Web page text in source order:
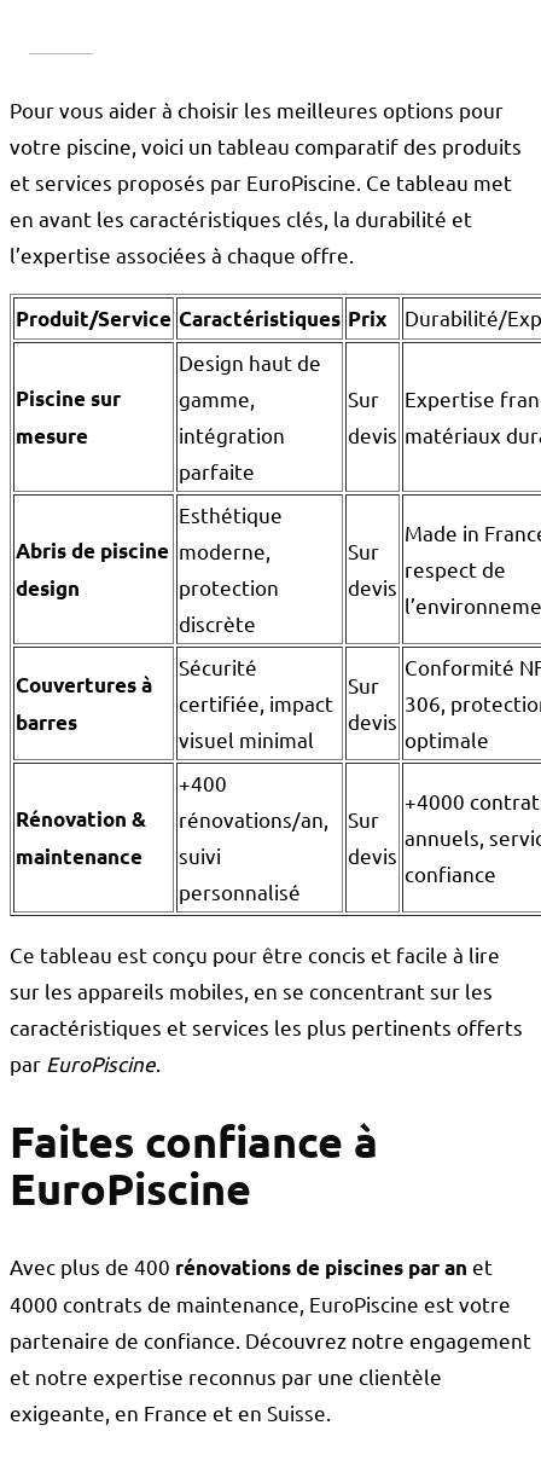
Pour vous aider à choisir les meilleures options pour
votre piscine, voici un tableau comparatif des produits
et services proposés par EuroPiscine. Ce tableau met
en avant les caractéristiques clés, la durabilité et
l’expertise associées à chaque offre.
Produit/Service Caractéristiques Prix Durabilité/
Piscine sur
mesure
Design haut de
gamme,
intégration
parfaite
Sur
devis
Expertise
matériaux
Abris de piscine
design
Esthétique
moderne,
protection
discrète
Sur
devis
Made in
respect de
Couvertures à
barres
Sécurité
certifiée, impact
visuel minimal
Sur
devis
Conformité
306,
optimale
Rénovation &
maintenance
+400
rénovations/an,
suivi
personnalisé
Sur
devis
+4000
annuels,
confiance
Ce tableau est conçu pour être concis et facile à lire
sur les appareils mobiles, en se concentrant sur les
caractéristiques et services les plus pertinents offerts
par EuroPiscine
Faites confiance à
EuroPiscine
Avec plus de 400 rénovations de piscines par an et
4000 contrats de maintenance, EuroPiscine est votre
partenaire de confiance. Découvrez notre engagement
et notre expertise reconnus par une clientèle
exigeante, en France et en Suisse.